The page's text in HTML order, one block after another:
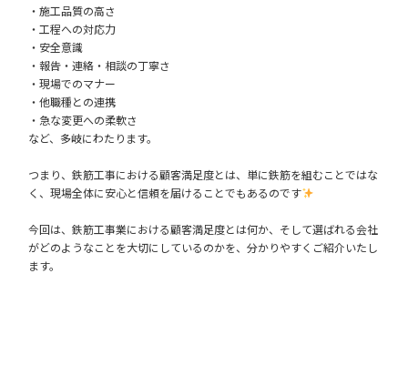
・施工品質の高さ
・工程への対応力
・安全意識
・報告・連絡・相談の丁寧さ
・現場でのマナー
・他職種との連携
・急な変更への柔軟さ
など、多岐にわたります。
つまり、鉄筋工事における顧客満足度とは、単に鉄筋を組むことではな
く、現場全体に安心と信頼を届けることでもあるのです
今回は、鉄筋工事業における顧客満足度とは何か、そして選ばれる会社
がどのようなことを大切にしているのかを、分かりやすくご紹介いたし
ます。